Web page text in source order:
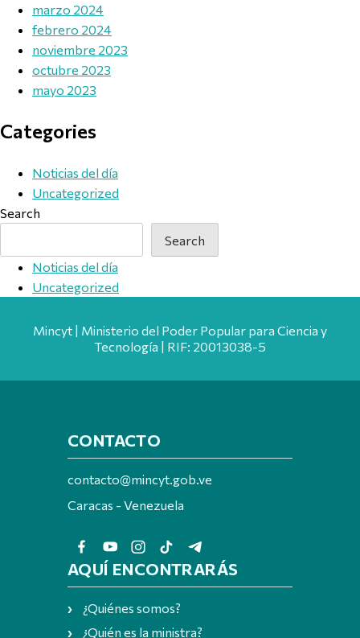
marzo 2024
febrero 2024
noviembre 2023
octubre 2023
mayo 2023
Categories
Noticias del día
Uncategorized
Search
Search
Noticias del día
Uncategorized
Mincyt | Ministerio del Poder Popular para Ciencia y
Tecnología | RIF: 20013038-5
CONTACTO
contacto@mincyt.gob.ve
Caracas - Venezuela
AQUÍ ENCONTRARÁS
¿Quiénes somos?
¿Quién es la ministra?